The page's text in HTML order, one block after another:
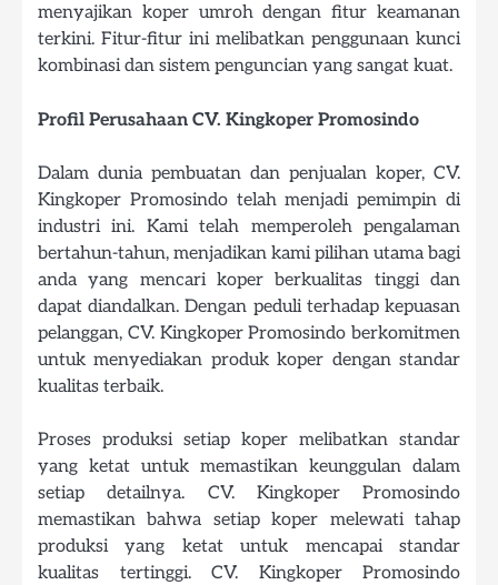
menyajikan koper umroh dengan fitur keamanan
terkini. Fitur-fitur ini melibatkan penggunaan kunci
kombinasi dan sistem penguncian yang sangat kuat.
Profil Perusahaan CV. Kingkoper Promosindo
Dalam dunia pembuatan dan penjualan koper, CV.
Kingkoper Promosindo telah menjadi pemimpin di
industri ini. Kami telah memperoleh pengalaman
bertahun-tahun, menjadikan kami pilihan utama bagi
anda yang mencari koper berkualitas tinggi dan
dapat diandalkan. Dengan peduli terhadap kepuasan
pelanggan, CV. Kingkoper Promosindo berkomitmen
untuk menyediakan produk koper dengan standar
kualitas terbaik.
Proses produksi setiap koper melibatkan standar
yang ketat untuk memastikan keunggulan dalam
setiap detailnya. CV. Kingkoper Promosindo
memastikan bahwa setiap koper melewati tahap
produksi yang ketat untuk mencapai standar
kualitas tertinggi. CV. Kingkoper Promosindo